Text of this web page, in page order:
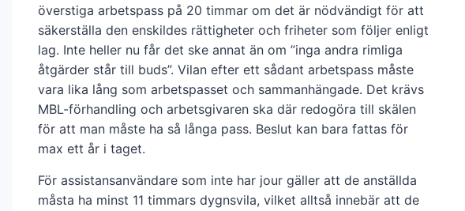
överstiga arbetspass på 20 timmar om det är nödvändigt för att
säkerställa den enskildes rättigheter och friheter som följer enligt
lag. Inte heller nu får det ske annat än om ”inga andra rimliga
åtgärder står till buds”. Vilan efter ett sådant arbetspass måste
vara lika lång som arbetspasset och sammanhängade. Det krävs
MBL-förhandling och arbetsgivaren ska där redogöra till skälen
för att man måste ha så långa pass. Beslut kan bara fattas för
max ett år i taget.
För assistansanvändare som inte har jour gäller att de anställda
måsta ha minst 11 timmars dygnsvila, vilket alltså innebär att de